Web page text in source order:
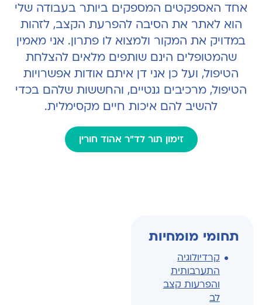
אחד האספקטים המספקים ביותר בעבודה שלי
הוא לאתר את הסיבה להפרעת הקצב, לזהות
במדויק את המקור ולמצוא לו פתרון. אני מאמין
שהמטופלים הינם שותפים מלאים להצלחת
הטיפול, ועל כן אני דן איתם אודות אפשרויות
הטיפול, מרכיבים גנטיים, והחששות שלהם בכדי
להשיב להם איכות חיים מקסימלית.
זימון תור לד"ר אהוד חורין
תחומי מומחיות
קרדיולוגיה
התערבותית
והפרעות קצב
לב